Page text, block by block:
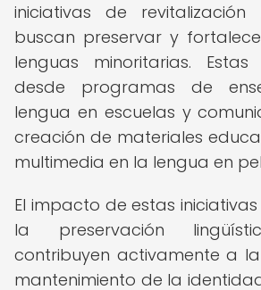
iniciativas de revitalización
buscan preservar y
lenguas minoritarias.
desde programas de
lengua en escuelas y
creación de materiales
multimedia en la lengua en
El impacto de estas
la preservación
contribuyen activamente a
mantenimiento de la